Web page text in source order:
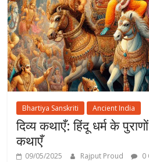
Bhartiya Sanskriti Ancient India
दिव्य कथाएँ: हिंदू धर्म के
कथाएँ
09/05/2025 Rajput Proud 0